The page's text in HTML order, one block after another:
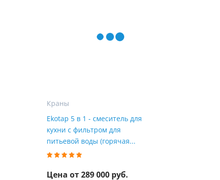
Краны
Ekotap 5 в 1 - смеситель для
кухни с фильтром для
питьевой воды (горячая...
Цена от 289 000 руб.